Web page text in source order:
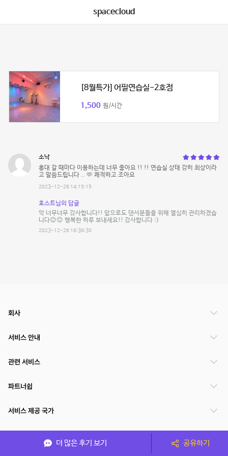
spacecloud
[8월특가] 어필연습실-2호점
1,500 원/시간
소낙
홍대 갈 때마다 이용하는데 너무 좋아요 !! !! 연습실 상태 감히 최상이라
고 말씀드립니다 .. 🫶 쾌적하고 조아요
2023-12-26 14:15:15
호스트님의 답글
악 너무너무 감사합니다!! 앞으로도 댄서분들을 위해 열심히 관리하겠습
니다😊😊 행복한 하루 보내세요!! 감사합니다 :)
2023-12-26 16:39:30
더 많은 후기 보기 공유하기
회사
서비스 안내
관련 서비스
파트너쉽
서비스 제공 국가
(주)NSPACE 사업자정보